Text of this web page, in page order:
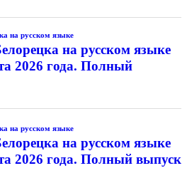
на русском языке
на русском языке
2026 года. Полный
на русском языке
на русском языке
2026 года. Полный выпуск